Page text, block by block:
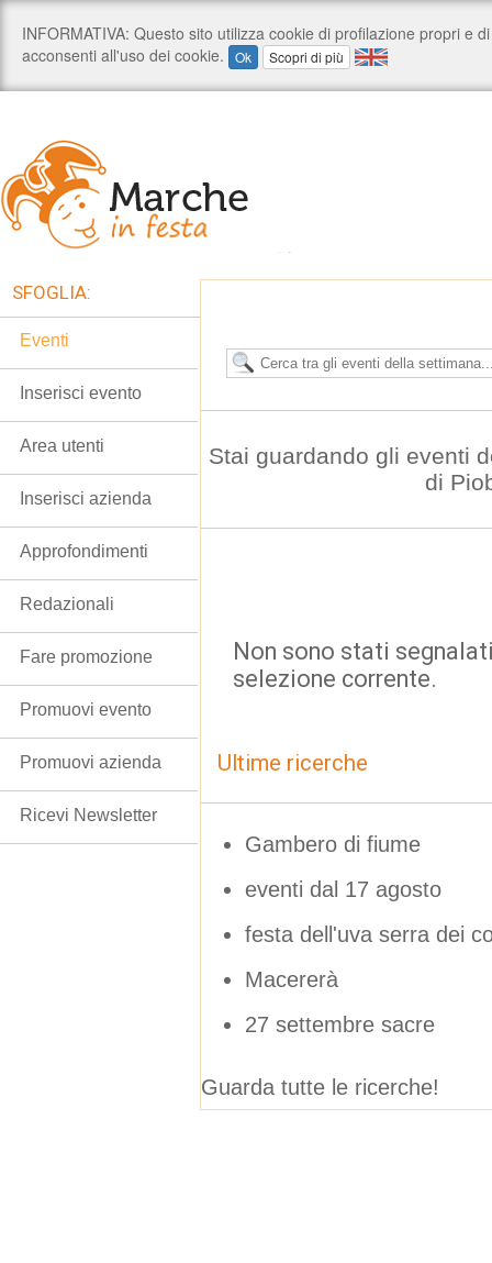
Stai guardando gli eventi
di
Non sono stati
selezione corrente.
Ultime ricerche
Gambero di fiume
eventi dal 17 agosto
festa dell'uva serra dei
Macererà
27 settembre sacre
Guarda tutte le ricerche!
SFOGLIA:
Eventi
Inserisci evento
Area utenti
Inserisci azienda
Approfondimenti
Redazionali
Fare promozione
Promuovi evento
Promuovi azienda
Ricevi Newsletter